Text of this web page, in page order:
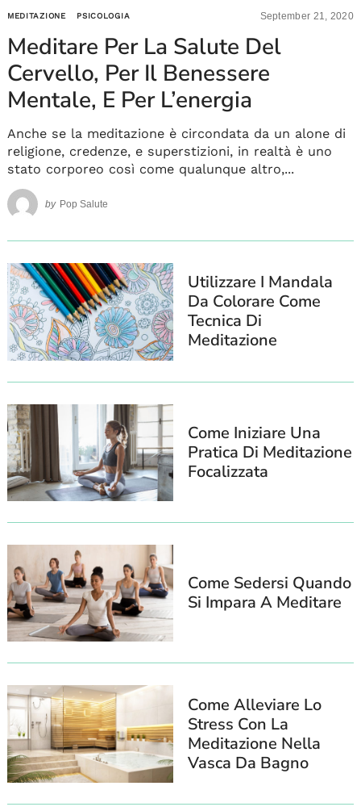
MEDITAZIONE PSICOLOGIA September 21, 2020
Meditare Per La Salute Del
Cervello, Per Il Benessere
Mentale, E Per L’energia
Anche se la meditazione è circondata da un alone di
religione, credenze, e superstizioni, in realtà è uno
stato corporeo così come qualunque altro,...
by Pop Salute
Utilizzare I Mandala
Da Colorare Come
Tecnica Di
Meditazione
Come Iniziare Una
Pratica Di Meditazione
Focalizzata
Come Sedersi Quando
Si Impara A Meditare
Come Alleviare Lo
Stress Con La
Meditazione Nella
Vasca Da Bagno
Search
For: